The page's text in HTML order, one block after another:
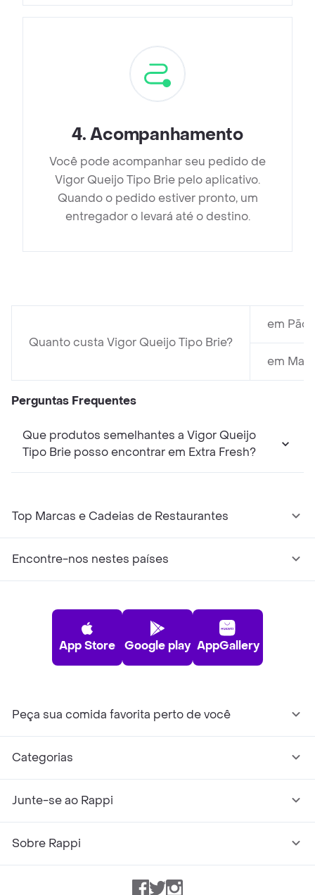
4.Acompanhamento
Você pode acompanhar seu pedido de
Vigor Queijo Tipo Brie pelo aplicativo.
Quando o pedido estiver pronto, um
entregador o levará até o destino.
Quanto custa Vigor Queijo Tipo Brie?
em Pão
em
Perguntas Frequentes
Que produtos semelhantes a Vigor Queijo
Tipo Brie posso encontrar em Extra Fresh?
Top Marcas e Cadeias de Restaurantes
Encontre-nos nestes países
App Store Google play AppGallery
Peça sua comida favorita perto de você
Categorias
Junte-se ao Rappi
Sobre Rappi
Facebook
TwitterInstagram